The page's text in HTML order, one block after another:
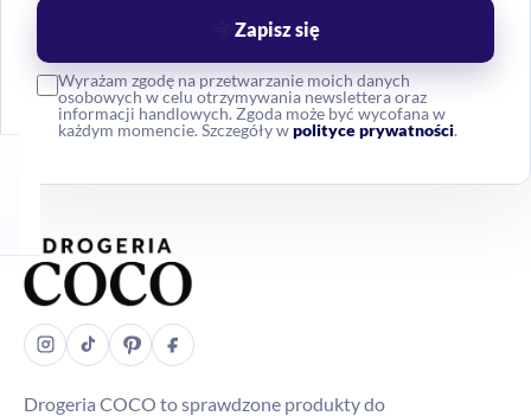
Wyrażam zgodę na przetwarzanie moich danych
osobowych w celu otrzymywania newslettera oraz
informacji handlowych. Zgoda może być wycofana w
każdym momencie. Szczegóły wpolityce prywatności.
Zapisz się
Drogeria COCO to sprawdzone produkty do